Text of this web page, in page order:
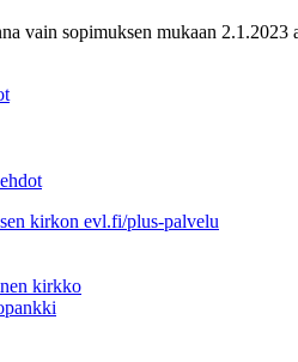
vain sopimuksen mukaan
kirkon evl.fi/plus-palvelu
kirkko